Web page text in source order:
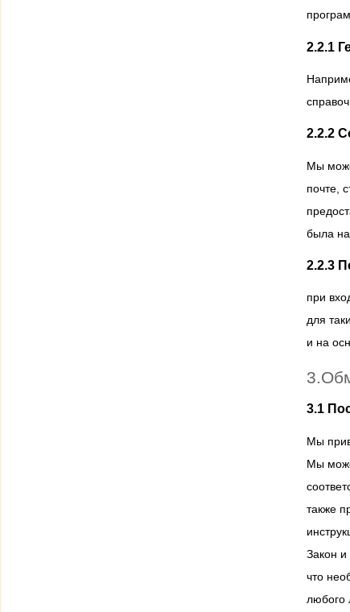
2.2.1
2.2.2
Мы
почте,
была
2.2.3
при
для
и на
3.1
Мы
Мы
также
Закон
что
любого